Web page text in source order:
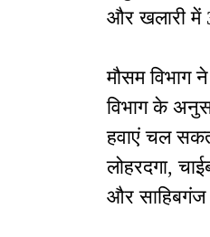
और खलारी में
मौसम विभाग
विभाग के
हवाएं चल
लोहरदगा,
और साहिबगंज